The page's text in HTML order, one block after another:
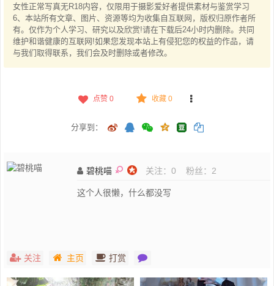
女性正常写真无R18内容，仅限用于摄影爱好者提供素材与鉴赏学习
6、本站所有文章、图片、资源等均为收集自互联网，版权归原作者所
有。仅作为个人学习、研究以及欣赏!请在下载后24小时内删除。共同
维护和谐健康的互联网!如果您发现本站上有侵犯您的权益的作品，请
与我们取得联系，我们会及时删除或者修改。
点赞 0 收藏 0
分享到：
碧桃喵 关注： 0 粉丝： 2
这个人很懒，什么都没写
关注 主页 打赏